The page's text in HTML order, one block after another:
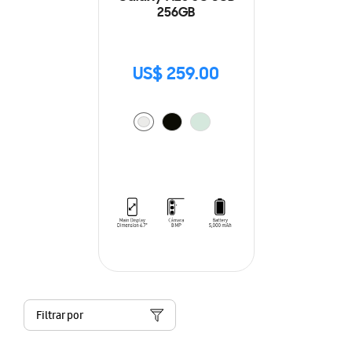
256GB
US$ 259.00
Filtrar por